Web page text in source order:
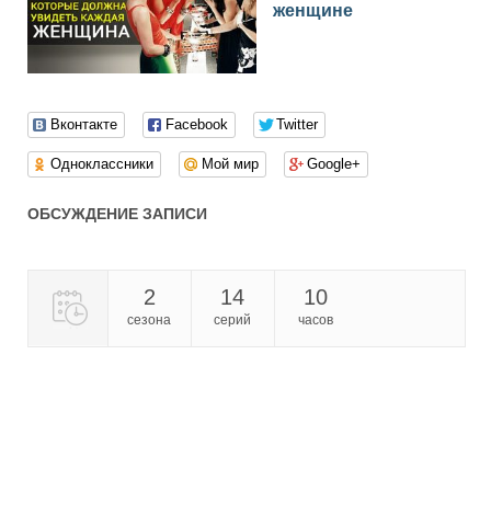
женщине
Вконтакте Facebook Twitter
Одноклассники Мой мир Google+
ОБСУЖДЕНИЕ ЗАПИСИ
2
сезона
14
серий
10
часов